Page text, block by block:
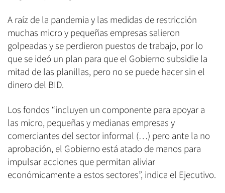
A raíz de la pandemia y las medidas de restricción
muchas micro y pequeñas empresas salieron
golpeadas y se perdieron puestos de trabajo, por lo
que se ideó un plan para que el Gobierno subsidie la
mitad de las planillas, pero no se puede hacer sin el
dinero del BID.
Los fondos “incluyen un componente para apoyar a
las micro, pequeñas y medianas empresas y
comerciantes del sector informal (…) pero ante la no
aprobación, el Gobierno está atado de manos para
impulsar acciones que permitan aliviar
económicamente a estos sectores”, indica el Ejecutivo.